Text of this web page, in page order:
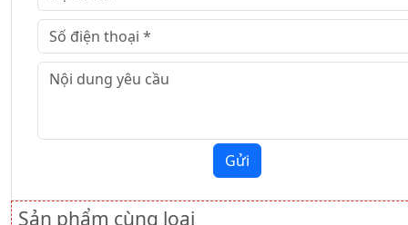
Gửi
Sản phẩm cùng loại